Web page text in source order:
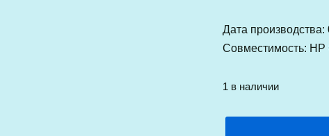
Дата производства:
Совместимость: HP
1 в наличии